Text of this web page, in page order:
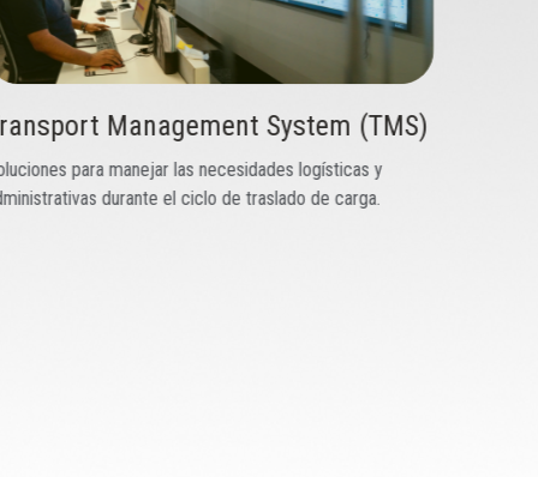
Management System (TMS)
para manejar las necesidades logísticas y
durante el ciclo de traslado de carga.